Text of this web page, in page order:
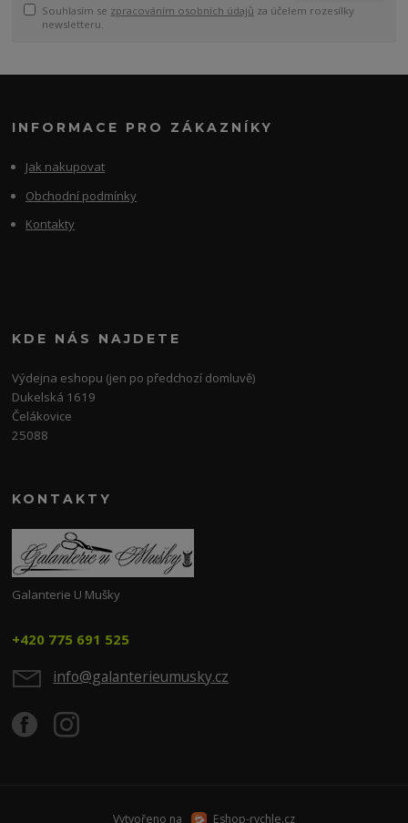
Souhlasím se zpracováním osobních údajů za účelem rozesílky
newsletteru.
INFORMACE PRO ZÁKAZNÍKY
Jak nakupovat
Obchodní podmínky
Kontakty
KDE NÁS NAJDETE
Výdejna eshopu (jen po předchozí domluvě)
Dukelská 1619
Čelákovice
25088
KONTAKTY
Galanterie U Mušky
+420 775 691 525
info@galanterieumusky.cz
Vytvořeno na Eshop-rychle.cz